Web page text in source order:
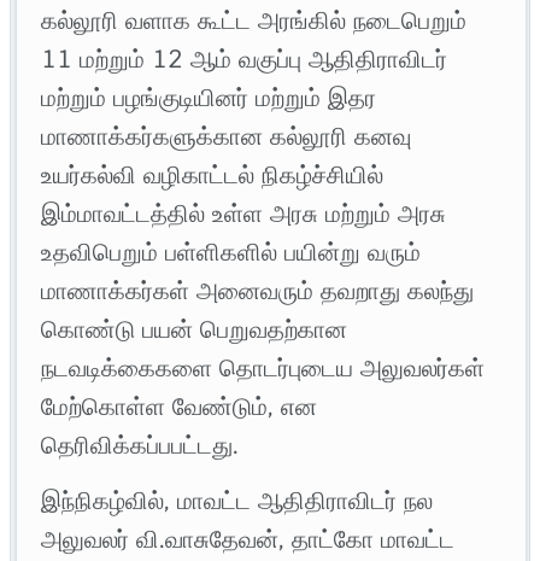
கல்லூரி வளாக கூட்ட அரங்கில் நடைபெறும்
11 மற்றும் 12 ஆம் வகுப்பு ஆதிதிராவிடர்
மற்றும் பழங்குடியினர் மற்றும் இதர
மாணாக்கர்களுக்கான கல்லூரி கனவு
உயர்கல்வி வழிகாட்டல் நிகழ்ச்சியில்
இம்மாவட்டத்தில் உள்ள அரசு மற்றும் அரசு
உதவிபெறும் பள்ளிகளில் பயின்று வரும்
மாணாக்கர்கள் அனைவரும் தவறாது கலந்து
கொண்டு பயன் பெறுவதற்கான
நடவடிக்கைகளை தொடர்புடைய அலுவலர்கள்
மேற்கொள்ள வேண்டும், என
தெரிவிக்கப்பபட்டது.
இந்நிகழ்வில், மாவட்ட ஆதிதிராவிடர் நல
அலுவலர் வி.வாசுதேவன், தாட்கோ மாவட்ட